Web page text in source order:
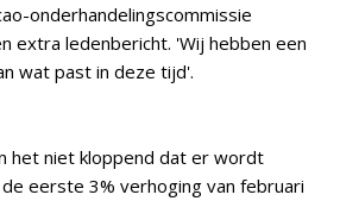
onderhandelingscommissie
extra ledenbericht. 'Wij hebben een
wat past in deze tijd'.
het niet kloppend dat er wordt
eerste 3% verhoging van februari